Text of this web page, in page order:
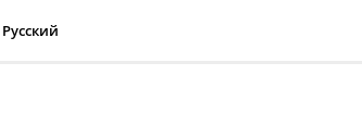
Русский